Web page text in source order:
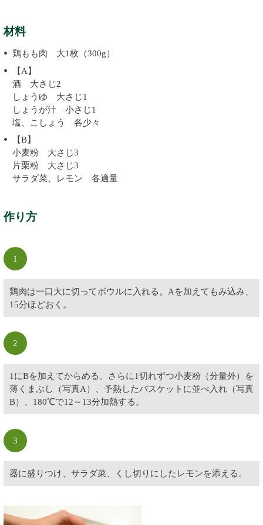
材料
鶏もも肉 大1枚（300g）
【A】
酒 大さじ2
しょうゆ 大さじ1
しょうが汁 小さじ1
塩、こしょう 各少々
【B】
小麦粉 大さじ3
片栗粉 大さじ3
サラダ菜、レモン 各適量
作り方
1
鶏肉は一口大に切ってボウルに入れる。Aを加えてもみ込み、
15分ほどおく。
2
1にBを加えてからめる。さらに1切れずつ小麦粉（分量外）を
薄くまぶし（写真A）、予熱したバスケットに並べ入れ（写真
B）、180℃で12～13分加熱する。
3
器に盛りつけ、サラダ菜、くし切りにしたレモンを添える。